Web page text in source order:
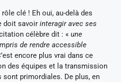
clé ! Eh oui, au-delà des
doit savoir interagir avec ses
célèbre dit : « une
de rendre accessible
encore plus vrai dans ce
des équipes et la transmission
sont primordiales. De plus, en